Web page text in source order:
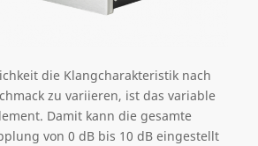
die Klangcharakteristik nach
zu variieren, ist das variable
Damit kann die gesamte
von 0 dB bis 10 dB eingestellt